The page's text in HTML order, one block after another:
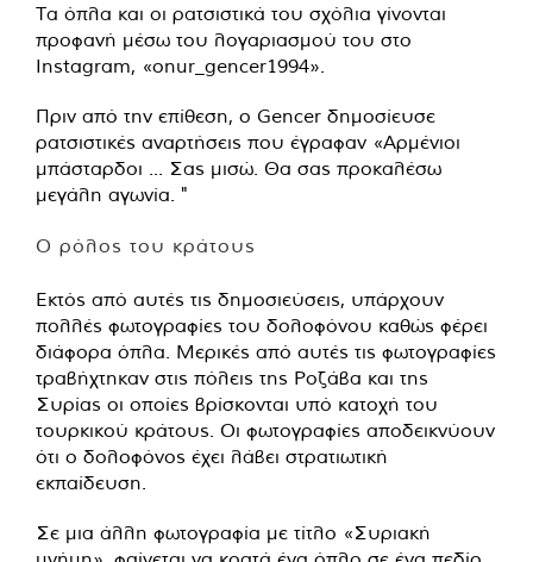
Τα όπλα και οι ρατσιστικά του σχόλια γίνονται
προφανή μέσω του λογαριασμού του στο
Instagram, «onur_gencer1994».
Πριν από την επίθεση, ο Gencer δημοσίευσε
ρατσιστικές αναρτήσεις που έγραφαν «Αρμένιοι
μπάσταρδοι ... Σας μισώ. Θα σας προκαλέσω
μεγάλη αγωνία. "
Ο ρόλος του κράτους
Εκτός από αυτές τις δημοσιεύσεις, υπάρχουν
πολλές φωτογραφίες του δολοφόνου καθώς φέρει
διάφορα όπλα. Μερικές από αυτές τις φωτογραφίες
τραβήχτηκαν στις πόλεις της Ροζάβα και της
Συρίας οι οποίες βρίσκονται υπό κατοχή του
τουρκικού κράτους. Οι φωτογραφίες αποδεικνύουν
ότι ο δολοφόνος έχει λάβει στρατιωτική
εκπαίδευση.
Σε μια άλλη φωτογραφία με τίτλο «Συριακή